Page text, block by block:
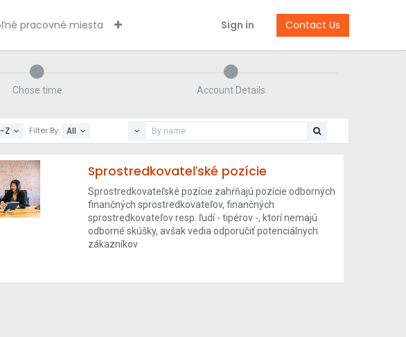
pracovné miesta Sign in Contact Us
Chose time Account Details
Z Filter By: All
Sprostredkovateľské pozície
Sprostredkovateľské pozície zahŕňajú pozície odborných
finančných sprostredkovateľov, finančných
sprostredkovateľov resp. ľudí - tipérov -, ktorí nemajú
odborné skúšky, avšak vedia odporučiť potenciálnych
zákazníkov